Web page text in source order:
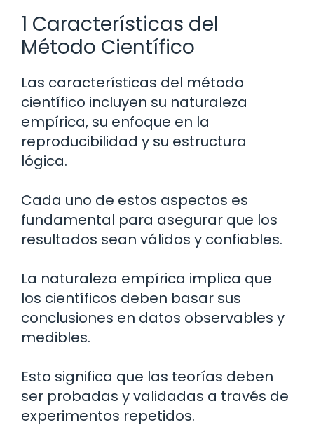
1 Características del
Método Científico
Las características del método
científico incluyen su naturaleza
empírica, su enfoque en la
reproducibilidad y su estructura
lógica.
Cada uno de estos aspectos es
fundamental para asegurar que los
resultados sean válidos y confiables.
La naturaleza empírica implica que
los científicos deben basar sus
conclusiones en datos observables y
medibles.
Esto significa que las teorías deben
ser probadas y validadas a través de
experimentos repetidos.